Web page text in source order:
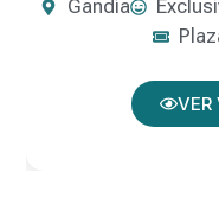
Gandía
VER